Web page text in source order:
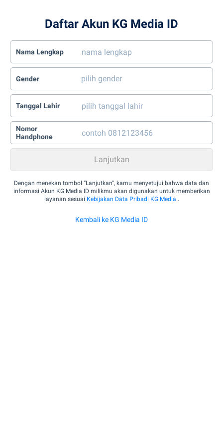
Daftar Akun KG Media ID
Nama Lengkap
Gender
Tanggal Lahir
Nomor
Handphone
Dengan menekan tombol “Lanjutkan”, kamu menyetujui bahwa data dan
informasi Akun KG Media ID milikmu akan digunakan untuk memberikan
layanan sesuai Kebijakan Data Pribadi KG Media .
Kembali ke KG Media ID